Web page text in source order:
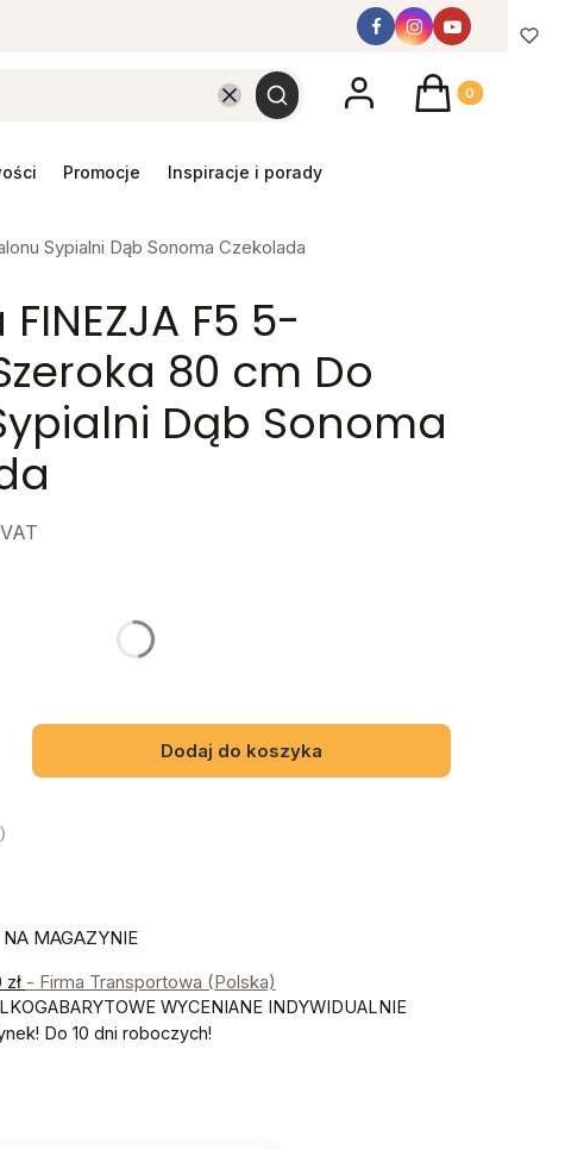
Wyczyść
Szukaj
Produkty w
promocje inspiracje i porady
Sypialni Dąb Sonoma Czekolada
F5 5-
80 cm Do
Dąb Sonoma
Dodaj do koszyka
MAGAZYNIE
- Firma Transportowa (Polska)
WYCENIANE INDYWIDUALNIE
Do 10 dni roboczych!